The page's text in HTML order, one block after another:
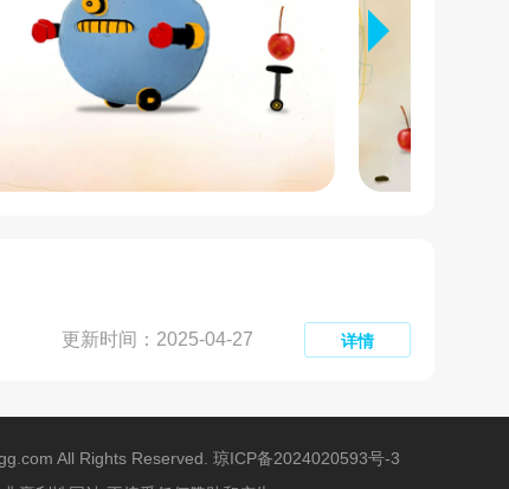
更新时间：2025-04-27 详情
All Rights Reserved. 琼ICP备2024020593号-3